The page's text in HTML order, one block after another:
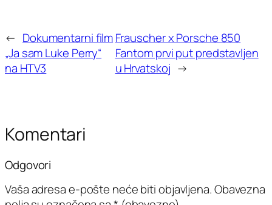
← Dokumentarni film
„Ja sam Luke Perry“
na HTV3
Frauscher x Porsche 850
Fantom prvi put predstavljen
u Hrvatskoj →
Komentari
Odgovori
Vaša adresa e-pošte neće biti objavljena.Obavezna